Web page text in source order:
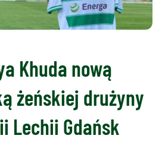
Khuda nową
żeńskiej drużyny
Lechii Gdańsk